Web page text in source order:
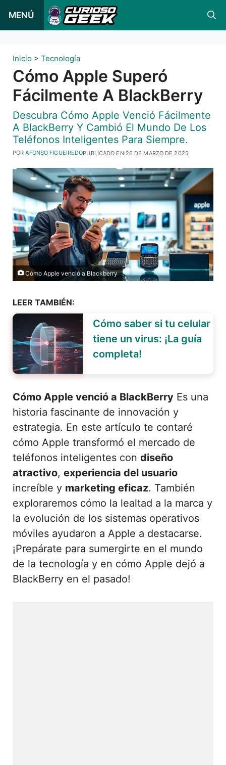
MENÚ
Inicio > Tecnología
Cómo Apple Superó
Fácilmente A BlackBerry
Descubra Cómo Apple Venció Fácilmente
A BlackBerry Y Cambió El Mundo De Los
Teléfonos Inteligentes Para Siempre.
PUBLICADO EN:26 DE MARZO DE 2025
PORAFONSO FIGUEIREDO
Cómo Apple venció a Blackberry
LEER TAMBIÉN:
Cómo saber si tu celular
tiene un virus: ¡La guía
completa!
Cómo Apple venció a BlackBerry Es una
historia fascinante de innovación y
estrategia. En este artículo te contaré
cómo Apple transformó el mercado de
teléfonos inteligentes con diseño
atractivo, experiencia del usuario
increíble y marketing eficaz. También
exploraremos cómo la lealtad a la marca y
la evolución de los sistemas operativos
móviles ayudaron a Apple a destacarse.
¡Prepárate para sumergirte en el mundo
de la tecnología y en cómo Apple dejó a
BlackBerry en el pasado!